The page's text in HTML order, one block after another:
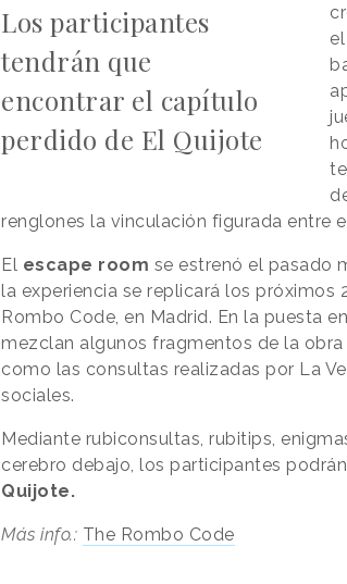
Los participantes
tendrán que
encontrar el capítulo
perdido de El Quijote
renglones la vinculación figurada entre
El escape room se estrenó el pasado
la experiencia se replicará los próximos
Rombo Code, en Madrid. En la puesta
mezclan algunos fragmentos de la
como las consultas realizadas por La
sociales.
Mediante rubiconsultas, rubitips,
cerebro debajo, los participantes
Quijote.
Más info.: The Rombo Code